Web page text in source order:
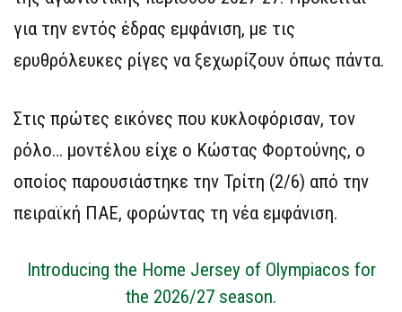
για την εντός έδρας εμφάνιση, με τις
ερυθρόλευκες ρίγες να ξεχωρίζουν όπως πάντα.
Στις πρώτες εικόνες που κυκλοφόρισαν, τον
ρόλο… μοντέλου είχε ο Κώστας Φορτούνης, ο
οποίος παρουσιάστηκε την Τρίτη (2/6) από την
πειραϊκή ΠΑΕ, φορώντας τη νέα εμφάνιση.
Introducing the Home Jersey of Olympiacos for
the 2026/27 season.